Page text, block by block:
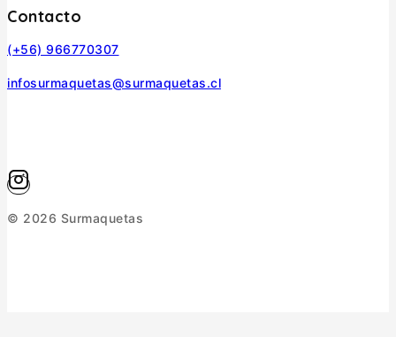
Contacto
(+56) 966770307
infosurmaquetas@surmaquetas.cl
© 2026 Surmaquetas